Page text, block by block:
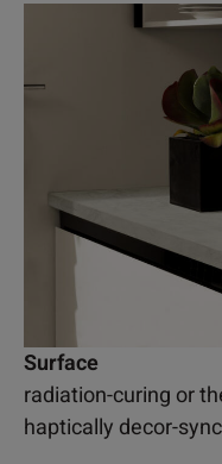
Surface
radiation-curing or
haptically decor-